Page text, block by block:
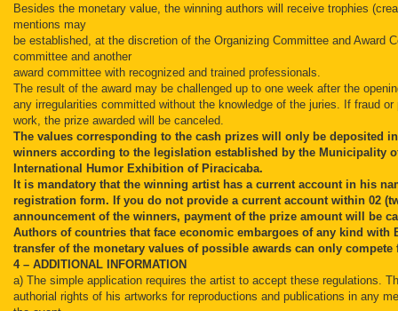
Besides the monetary value, the winning authors will receive trophies
mentions may
be established, at the discretion of the Organizing Committee and Award
committee and another
award committee with recognized and trained professionals.
The result of the award may be challenged up to one week after the
any irregularities committed without the knowledge of the juries. If fraud
work, the prize awarded will be canceled.
The values corresponding to the cash prizes will only be deposited
winners according to the legislation established by the Municipality
International Humor Exhibition of Piracicaba.
It is mandatory that the winning artist has a current account in his
registration form. If you do not provide a current account within 02
announcement of the winners, payment of the prize amount will be
Authors of countries that face economic embargoes of any kind with
transfer of the monetary values of possible awards can only
4 – ADDITIONAL INFORMATION
a) The simple application requires the artist to accept these regulations.
authorial rights of his artworks for reproductions and publications in any